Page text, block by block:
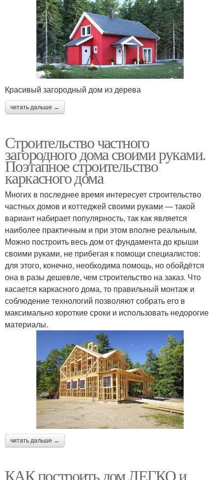
Красивый загородный дом из дерева
читать дальше →
Строительство частного
загородного дома своими руками.
Поэтапное строительство
каркасного дома
Многих в последнее время интересует строительство
частных домов и коттеджей своими руками — такой
вариант набирает популярность, так как является
наиболее практичным и при этом вполне реальным.
Можно построить весь дом от фундамента до крыши
своими руками, не прибегая к помощи специалистов:
для этого, конечно, необходима помощь, но обойдётся
она в разы дешевле, чем строительство на заказ. Что
касается каркасного дома, то правильный монтаж и
соблюдение технологий позволяют собрать его в
максимально короткие сроки и использовать недорогие
материалы.
читать дальше →
КАК построить дом ЛЕГКО и